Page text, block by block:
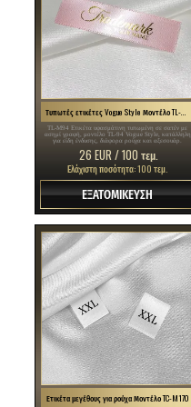
Τυπωτές ετικέτες Vogue Style Μοντέλο TL-M94
TL-M94 Ετικέτα υφασμάτινη τυπωμένη σε σατέν με
ασημί γραφή, μοντέλο TL-94 Vogue Style, κατάλληλη
για είδη ένδυσης, διάφορα ρούχα και αξεσουάρ.
26 EUR / 100 τεμ.
Ελάχιστη ποσότητα: 100 τεμ.
ΕΞΑΤΟΜΙΚΕΥΣΗ
Ετικέτα μεγέθους για ρούχα Μοντέλο TC-M170